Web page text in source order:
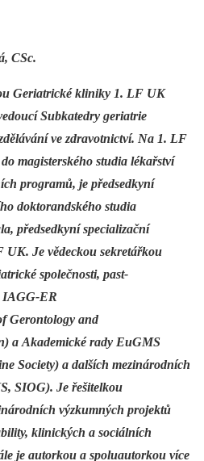
CSc.
Geriatrické kliniky 1. LF UK
Subkatedry geriatrie
ve zdravotnictví. Na 1. LF
magisterského studia lékařství
programů, je předsedkyní
doktorandského studia
předsedkyní specializační
UK. Je vědeckou sekretářkou
společnosti, past-
IAGG-ER
Gerontology and
a Akademické rady EuGMS
Society) a dalších mezinárodních
SIOG). Je řešitelkou
výzkumných projektů
klinických a sociálních
je autorkou a spoluautorkou více